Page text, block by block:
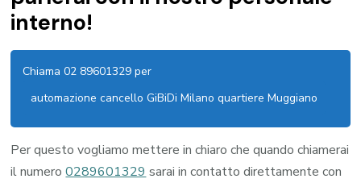
interno!
Chiama 02 89601329 per
automazione cancello GiBiDi Milano quartiere Muggiano
Per questo vogliamo mettere in chiaro che quando chiamerai
il numero0289601329 sarai in contatto direttamente con